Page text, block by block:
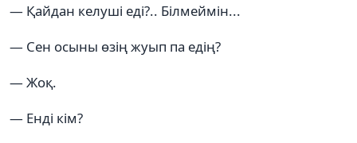
— Қайдан келуші еді?.. Білмеймін...
— Сен осыны өзің жуып па едің?
— Жоқ.
— Енді кім?